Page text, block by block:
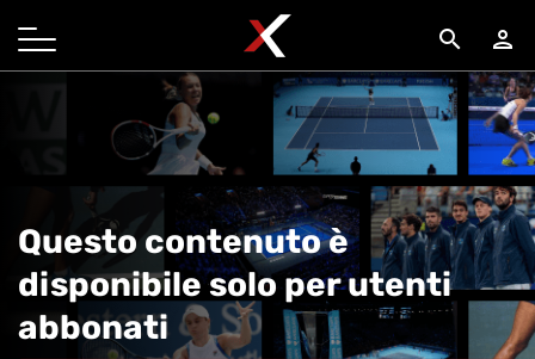
search person
Questo contenuto è
disponibile solo per utenti
abbonati